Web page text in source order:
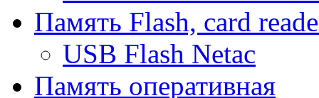
Память Flash, card
USB Flash Netac
Память оперативная